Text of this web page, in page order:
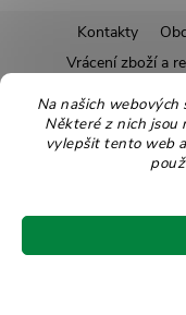
Na našich
Některé z nich jsou
vylepšit tento web
á
Kontakty
Vrácení zboží a
Pravidla
Pro nové